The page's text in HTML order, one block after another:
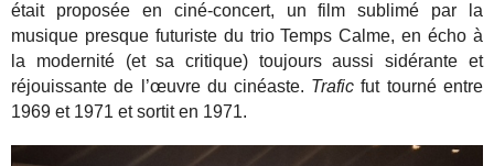
était proposée en ciné-concert, un film sublimé par la
musique presque futuriste du trio Temps Calme, en écho à
la modernité (et sa critique) toujours aussi sidérante et
réjouissante de l’œuvre du cinéaste. Trafic fut tourné entre
1969 et 1971 et sortit en 1971.